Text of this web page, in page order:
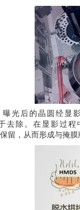
曝光后的晶圆经显
去除。在显影过
留，从而形成与掩膜